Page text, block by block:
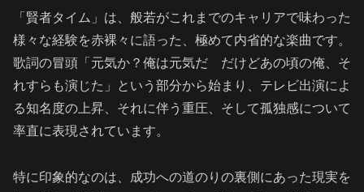
「賢者タイム」は、般若がこれまでのキャリアで味わった
様々な経験を赤裸々に語った、極めて内省的な楽曲です。
歌詞の冒頭「元気か？俺は元気だ だけどあの頃の俺、そ
れすらも演じた」という部分から始まり、テレビ出演によ
る知名度の上昇、それに伴う重圧、そして孤独感について
率直に表現されています。
特に印象的なのは、成功への道のりの裏側にあった現実を